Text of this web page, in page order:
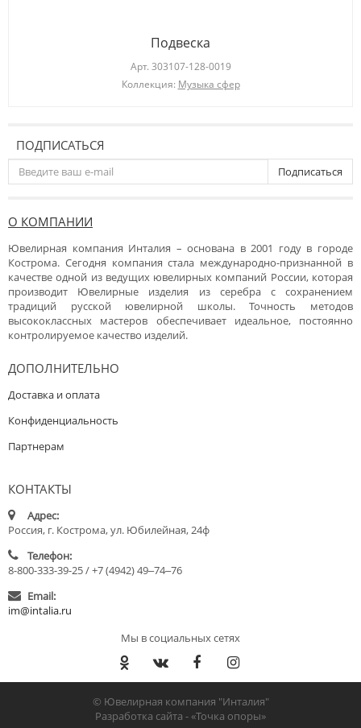
Подвеска
Арт. 303107-128-0019
Коллекция: Музыка сфер
ПОДПИСАТЬСЯ
Подписаться
О КОМПАНИИ
Ювелирная компания Инталия – основана в 2001 году в городе
Кострома. Сегодня компания стала международно-признанной в
качестве одной из ведущих ювелирных компаний России, которая
производит Ювелирные изделия из серебра с сохранением
традиций русской ювелирной школы. Точность методов
высококлассных мастеров обеспечивает идеальное, постоянно
контролируемое качество изделий.
ДОПОЛНИТЕЛЬНО
Доставка и оплата
Конфиденциальность
Партнерам
КОНТАКТЫ
Адрес:
Россия, г. Кострома, ул. Юбилейная, 24ф
Телефон:
8-800-333-39-25 / +7 (4942) 49‒74‒76
Email:
im@intalia.ru
Мы в социальных сетях
© Ювелирная компания "Инталия"
Разработка сайта -«Точка опоры»